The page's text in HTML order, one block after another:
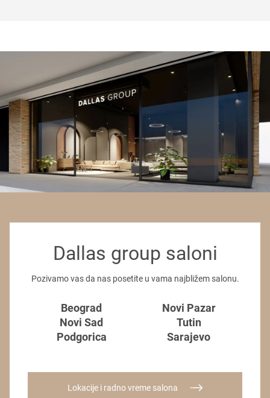
Dallas group saloni
Pozivamo vas da nas posetite u vama najbližem salonu.
Beograd
Novi Sad
Podgorica
Novi Pazar
Tutin
Sarajevo
Lokacije i radno vreme salona